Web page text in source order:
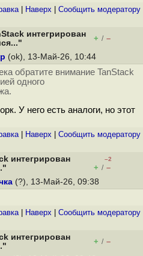
| Наверх Cообщить модератору
интегрирован
+ / –
(ok), 13-Май-26, 10:44
обратите внимание TanStack
одного
У него есть аналоги, но этот
| Наверх Cообщить модератору
интегрирован
–2
+ / –
(?), 13-Май-26, 09:38
| Наверх Cообщить модератору
интегрирован
+ / –